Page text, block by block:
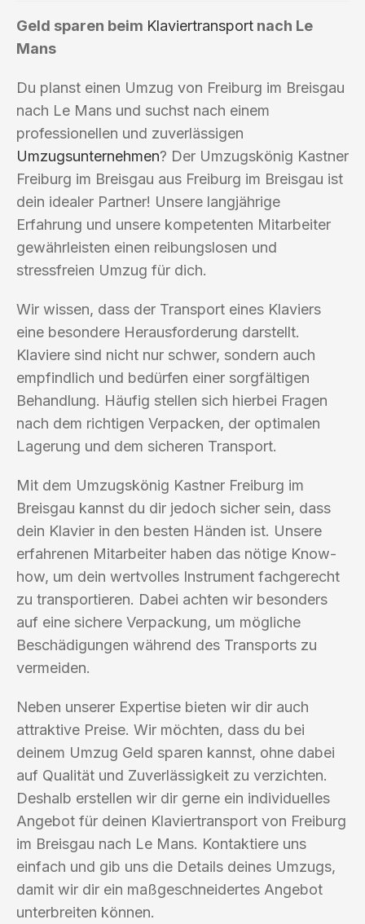
Geld sparen beim Klaviertransport nach Le
Mans
Du planst einen Umzug von Freiburg im Breisgau
nach Le Mans und suchst nach einem
professionellen und zuverlässigen
Umzugsunternehmen? Der Umzugskönig Kastner
Freiburg im Breisgau aus Freiburg im Breisgau ist
dein idealer Partner! Unsere langjährige
Erfahrung und unsere kompetenten Mitarbeiter
gewährleisten einen reibungslosen und
stressfreien Umzug für dich.
Wir wissen, dass der Transport eines Klaviers
eine besondere Herausforderung darstellt.
Klaviere sind nicht nur schwer, sondern auch
empfindlich und bedürfen einer sorgfältigen
Behandlung. Häufig stellen sich hierbei Fragen
nach dem richtigen Verpacken, der optimalen
Lagerung und dem sicheren Transport.
Mit dem Umzugskönig Kastner Freiburg im
Breisgau kannst du dir jedoch sicher sein, dass
dein Klavier in den besten Händen ist. Unsere
erfahrenen Mitarbeiter haben das nötige Know-
how, um dein wertvolles Instrument fachgerecht
zu transportieren. Dabei achten wir besonders
auf eine sichere Verpackung, um mögliche
Beschädigungen während des Transports zu
vermeiden.
Neben unserer Expertise bieten wir dir auch
attraktive Preise. Wir möchten, dass du bei
deinem Umzug Geld sparen kannst, ohne dabei
auf Qualität und Zuverlässigkeit zu verzichten.
Deshalb erstellen wir dir gerne ein individuelles
Angebot für deinen Klaviertransport von Freiburg
im Breisgau nach Le Mans. Kontaktiere uns
einfach und gib uns die Details deines Umzugs,
damit wir dir ein maßgeschneidertes Angebot
unterbreiten können.